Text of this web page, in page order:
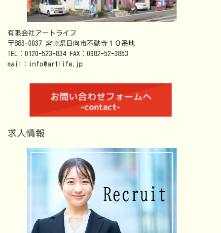
有限会社アートライフ
〒883-0037 宮崎県日向市不動寺１０番地
TEL：0120-523-834 FAX：0982-52-3853
mail：info@artlife.jp
求人情報